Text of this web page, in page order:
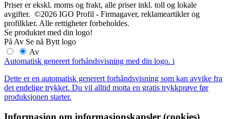
Priser er ekskl. moms og frakt, alle priser inkl. toll og lokale
avgifter. ©2026 IGO Profil - Firmagaver, reklameartikler og
profilklær. Alle rettigheter forbeholdes.
Se produktet med din logo!
På Av Se nå Bytt logo
Av
Automatisk generert forhåndsvisning med din logo. i
Dette er en automatisk generert forhåndsvisning som kan avvike fra
det endelige trykket. Du vil alltid motta en gratis trykkprøve før
produksjonen starter.
Informasjon om informasjonskapsler (cookies)